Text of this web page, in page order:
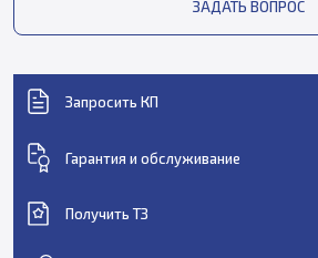
ЗАДАТЬ ВОПРОС
Запросить КП
Гарантия и обслуживание
Получить ТЗ